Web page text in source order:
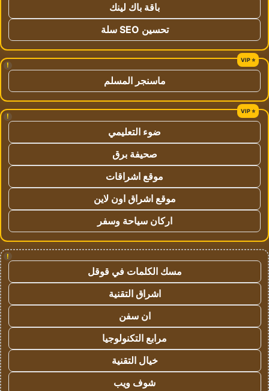
باقة باك لينك
تحسين SEO سلة
!
ماسنجر المسلم
!
ضوء التعليمي
صحيفة برق
موقع اشراقات
موقع اشراق اون لاين
اركان سياحة وسفر
!
مسك الكلمات في قوقل
اشراق التقنية
ان سفن
مرابع التكنولوجيا
خيال التقنية
شوف ويب